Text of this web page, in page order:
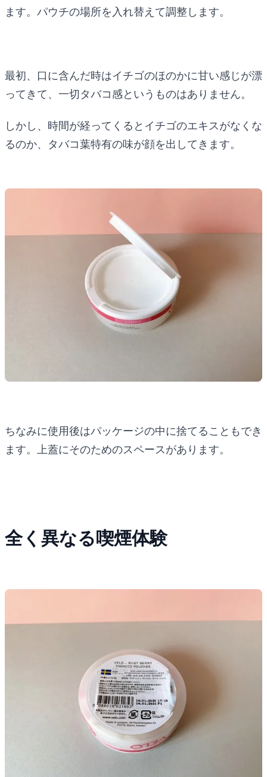
ます。パウチの場所を入れ替えて調整します。
最初、口に含んだ時はイチゴのほのかに甘い感じが漂
ってきて、一切タバコ感というものはありません。
しかし、時間が経ってくるとイチゴのエキスがなくな
るのか、タバコ葉特有の味が顔を出してきます。
ちなみに使用後はパッケージの中に捨てることもでき
ます。上蓋にそのためのスペースがあります。
全く異なる喫煙体験